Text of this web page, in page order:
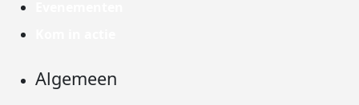
Algemeen